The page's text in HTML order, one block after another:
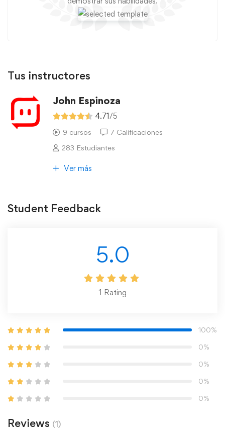
Tus instructores
John Espinoza
4.71/5
9 cursos
7 Calificaciones
283 Estudiantes
Ver más
Student Feedback
5.0
1 Rating
100%
0%
0%
0%
0%
Reviews (1)